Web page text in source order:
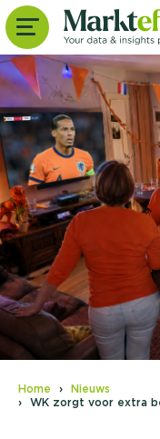
Home
Nieuws
WK zorgt voor extra